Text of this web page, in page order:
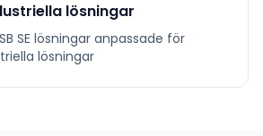
lösningar
SE lösningar anpassade för
lösningar